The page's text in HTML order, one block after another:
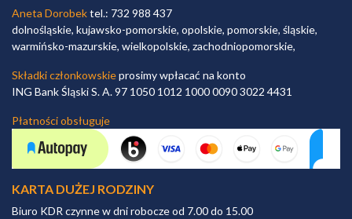
Aneta Dorobektel.: 732 988 437
dolnośląskie, kujawsko-pomorskie, opolskie, pomorskie, śląskie,
warmińsko-mazurskie, wielkopolskie, zachodniopomorskie,
Składki członkowskieprosimy wpłacać na konto
ING Bank Śląski S. A. 97 1050 1012 1000 0090 3022 4431
Płatności obsługuje
KARTA DUŻEJ RODZINY
Biuro KDR czynne w dni robocze od 7.00 do 15.00